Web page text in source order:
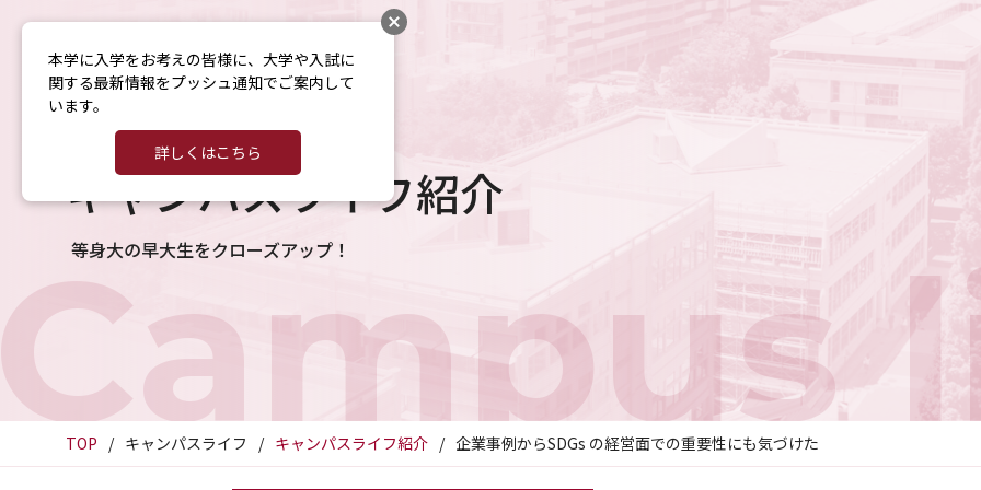
キャンパスライフ紹介
等身大の早大生をクローズアップ！
TOP キャンパスライフ キャンパスライフ紹介 企業事例からSDGs の経営面での重要性にも気づけた
本学に入学をお考えの皆様に、大学や入試に
関する最新情報をプッシュ通知でご案内して
います。
詳しくはこちら